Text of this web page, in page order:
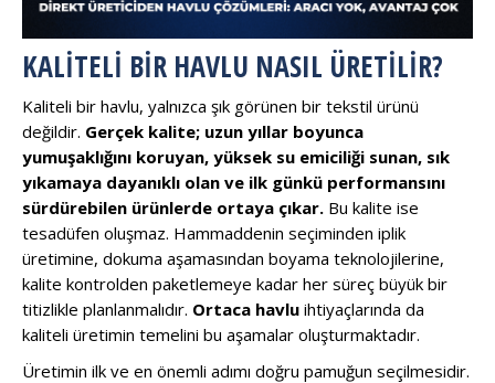
KALITELI BIR HAVLU NASIL ÜRETILIR?
Kaliteli bir havlu, yalnızca şık görünen bir tekstil ürünü
değildir. Gerçek kalite; uzun yıllar boyunca
yumuşaklığını koruyan, yüksek su emiciliği sunan, sık
yıkamaya dayanıklı olan ve ilk günkü performansını
sürdürebilen ürünlerde ortaya çıkar. Bu kalite ise
tesadüfen oluşmaz. Hammaddenin seçiminden iplik
üretimine, dokuma aşamasından boyama teknolojilerine,
kalite kontrolden paketlemeye kadar her süreç büyük bir
titizlikle planlanmalıdır. Ortaca havlu ihtiyaçlarında da
kaliteli üretimin temelini bu aşamalar oluşturmaktadır.
Üretimin ilk ve en önemli adımı doğru pamuğun seçilmesidir.